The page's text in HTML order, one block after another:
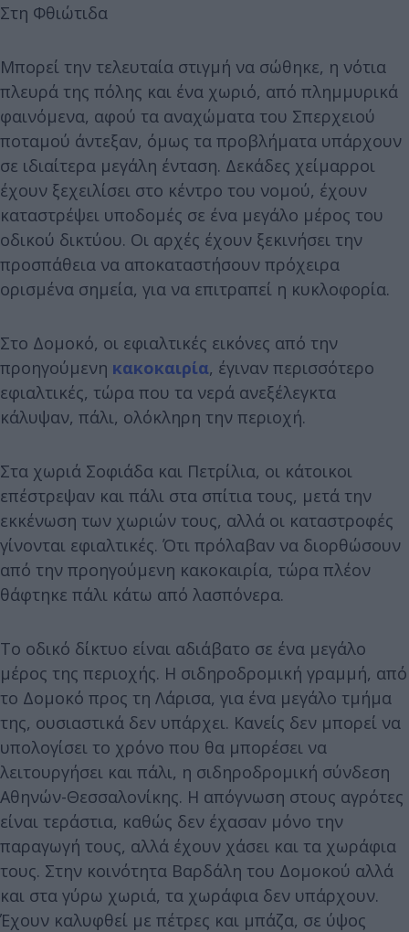
Στη Φθιώτιδα
Μπορεί την τελευταία στιγμή να σώθηκε, η νότια
πλευρά της πόλης και ένα χωριό, από πλημμυρικά
φαινόμενα, αφού τα αναχώματα του Σπερχειού
ποταμού άντεξαν, όμως τα προβλήματα υπάρχουν
σε ιδιαίτερα μεγάλη ένταση. Δεκάδες χείμαρροι
έχουν ξεχειλίσει στο κέντρο του νομού, έχουν
καταστρέψει υποδομές σε ένα μεγάλο μέρος του
οδικού δικτύου. Οι αρχές έχουν ξεκινήσει την
προσπάθεια να αποκαταστήσουν πρόχειρα
ορισμένα σημεία, για να επιτραπεί η κυκλοφορία.
Στο Δομοκό, οι εφιαλτικές εικόνες από την
προηγούμενη κακοκαιρία, έγιναν περισσότερο
εφιαλτικές, τώρα που τα νερά ανεξέλεγκτα
κάλυψαν, πάλι, ολόκληρη την περιοχή.
Στα χωριά Σοφιάδα και Πετρίλια, οι κάτοικοι
επέστρεψαν και πάλι στα σπίτια τους, μετά την
εκκένωση των χωριών τους, αλλά οι καταστροφές
γίνονται εφιαλτικές. Ότι πρόλαβαν να διορθώσουν
από την προηγούμενη κακοκαιρία, τώρα πλέον
θάφτηκε πάλι κάτω από λασπόνερα.
Το οδικό δίκτυο είναι αδιάβατο σε ένα μεγάλο
μέρος της περιοχής. Η σιδηροδρομική γραμμή, από
το Δομοκό προς τη Λάρισα, για ένα μεγάλο τμήμα
της, ουσιαστικά δεν υπάρχει. Κανείς δεν μπορεί να
υπολογίσει το χρόνο που θα μπορέσει να
λειτουργήσει και πάλι, η σιδηροδρομική σύνδεση
Αθηνών-Θεσσαλονίκης. Η απόγνωση στους αγρότες
είναι τεράστια, καθώς δεν έχασαν μόνο την
παραγωγή τους, αλλά έχουν χάσει και τα χωράφια
τους. Στην κοινότητα Βαρδάλη του Δομοκού αλλά
και στα γύρω χωριά, τα χωράφια δεν υπάρχουν.
Έχουν καλυφθεί με πέτρες και μπάζα, σε ύψος